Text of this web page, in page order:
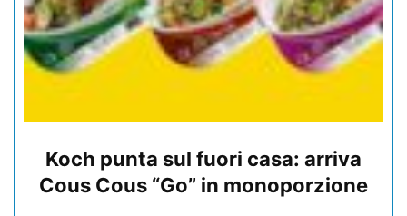
Koch punta sul fuori casa: arriva
Cous Cous “Go” in monoporzione